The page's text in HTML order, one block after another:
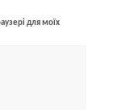
для моїх